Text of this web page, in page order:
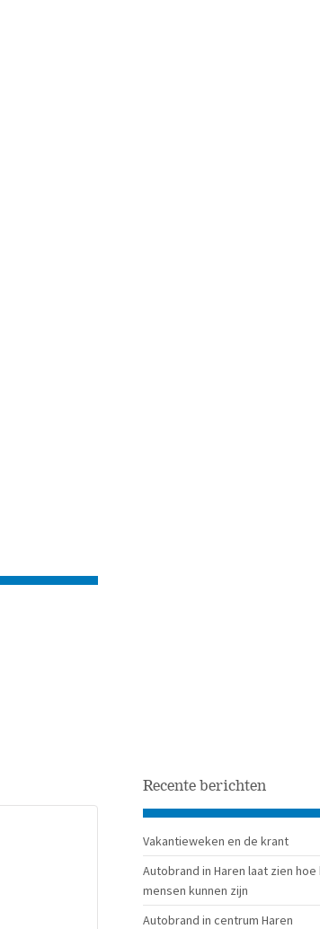
Recente berichten
Vakantieweken en de krant
Autobrand in Haren laat zien
mensen kunnen zijn
Autobrand in centrum Haren